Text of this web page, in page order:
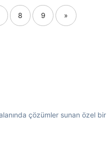
8 9 »
çözümler sunan özel